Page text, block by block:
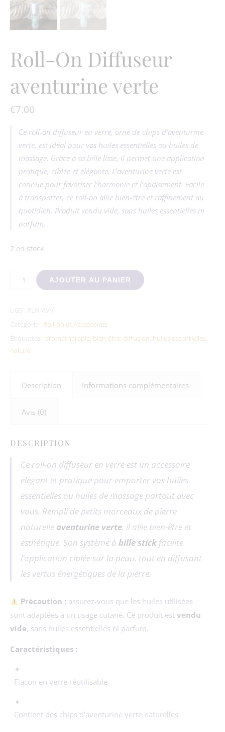
Roll-On Diffuseur
aventurine verte
€7.00
Ce roll-on diffuseur en verre, orné de chips d’aventurine
verte, est idéal pour vos huiles essentielles ou huiles de
massage. Grâce à sa bille lisse, il permet une application
pratique, ciblée et élégante. L’aventurine verte est
connue pour favoriser l’harmonie et l’apaisement. Facile
à transporter, ce roll-on allie bien-être et raffinement au
quotidien. Produit vendu vide, sans huiles essentielles ni
parfum.
2 en stock
quantité de Roll-On Diffuseur aventurine verte
AJOUTER AU PANIER
UGS :
RLN-AVV
Catégorie : Roll-on et Accessoires
aromathérapie bien-être diffusion huiles essentielles
naturel
Description Informations complémentaires
Avis (0)
DESCRIPTION
Ce roll-on diffuseur en verre est un accessoire
élégant et pratique pour emporter vos huiles
essentielles ou huiles de massage partout avec
vous. Rempli de petits morceaux de pierre
naturelle aventurine verte, il allie bien-être et
esthétique. Son système à bille stick facilite
l’application ciblée sur la peau, tout en diffusant
les vertus énergétiques de la pierre.
Précaution : assurez-vous que les huiles utilisées
sont adaptées à un usage cutané. Ce produit est vendu
vide, sans huiles essentielles ni parfum.
Caractéristiques :
✦
Flacon en verre réutilisable
✦
Contient des chips d’aventurine verte naturelles